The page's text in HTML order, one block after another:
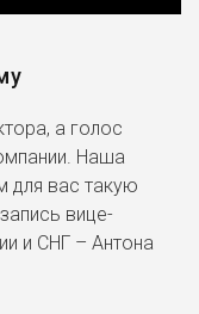
а голос
Наша
для вас такую
вице-
и СНГ – Антона